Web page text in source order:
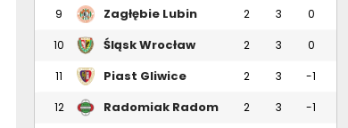
9 Zagłębie Lubin 2 3 0
10 Śląsk Wrocław 2 3 0
11 Piast Gliwice 2 3 -1
12 Radomiak Radom 2 3 -1